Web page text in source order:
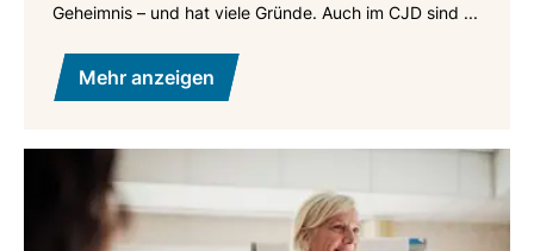
Geheimnis – und hat viele Gründe. Auch im CJD sind ...
Mehr anzeigen